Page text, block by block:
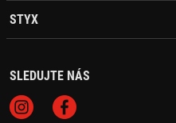
STYX
SLEDUJTE NÁS